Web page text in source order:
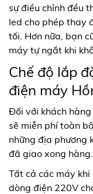
sự điều chỉnh đều
led cho phép thay
tối. Hơn nữa, bạn
máy tự ngắt khi
Chế độ lắp
điện máy
Đối với khách hàng
sẽ miễn phí toàn
những địa phương
đã giao xong hàng.
Tất cả các máy
dòng điện 220V